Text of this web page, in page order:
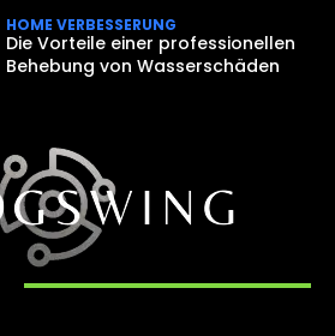
HOME VERBESSERUNG
Die Vorteile einer professionellen
Behebung von Wasserschäden